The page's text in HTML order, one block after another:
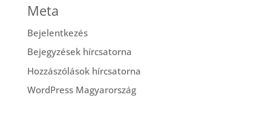
Meta
Bejelentkezés
Bejegyzések hírcsatorna
Hozzászólások hírcsatorna
WordPress Magyarország